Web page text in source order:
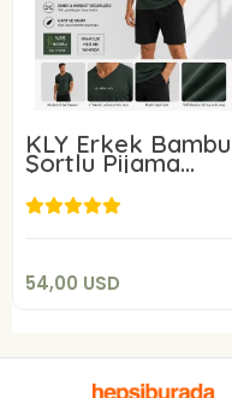
KLY Erkek Bambu
Şortlu Pijama
Takım 26210
54,00 USD
54,00 USD